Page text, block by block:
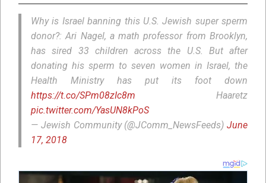
Why is Israel banning this U.S. Jewish super sperm
donor?: Ari Nagel, a math professor from Brooklyn,
has sired 33 children across the U.S. But after
donating his sperm to seven women in Israel, the
Health Ministry has put its foot down
https://t.co/SPm08zIc8m Haaretz
pic.twitter.com/YasUN8kPoS
— Jewish Community (@JComm_NewsFeeds) June
17, 2018